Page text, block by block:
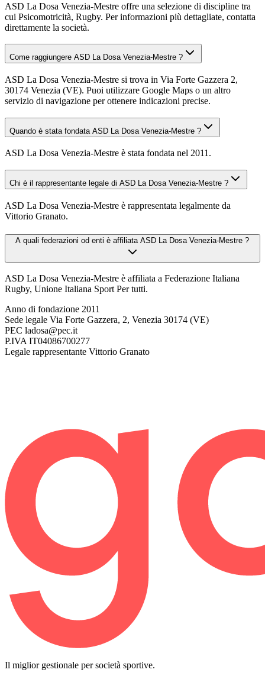
ASD La Dosa Venezia-Mestre offre una selezione di discipline tra
cui Psicomotricità, Rugby. Per informazioni più dettagliate, contatta
direttamente la società.
Come raggiungere ASD La Dosa Venezia-Mestre ?
ASD La Dosa Venezia-Mestre si trova in Via Forte Gazzera 2,
30174 Venezia (VE). Puoi utilizzare Google Maps o un altro
servizio di navigazione per ottenere indicazioni precise.
Quando è stata fondata ASD La Dosa Venezia-Mestre ?
ASD La Dosa Venezia-Mestre è stata fondata nel 2011.
Chi è il rappresentante legale di ASD La Dosa Venezia-Mestre ?
ASD La Dosa Venezia-Mestre è rappresentata legalmente da
Vittorio Granato.
A quali federazioni od enti è affiliata ASD La Dosa Venezia-Mestre ?
ASD La Dosa Venezia-Mestre è affiliata a Federazione Italiana
Rugby, Unione Italiana Sport Per tutti.
Anno di fondazione 2011
Sede legale Via Forte Gazzera, 2, Venezia 30174 (VE)
PEC ladosa@pec.it
P.IVA IT04086700277
Legale rappresentante Vittorio Granato
Il miglior gestionale per società sportive.